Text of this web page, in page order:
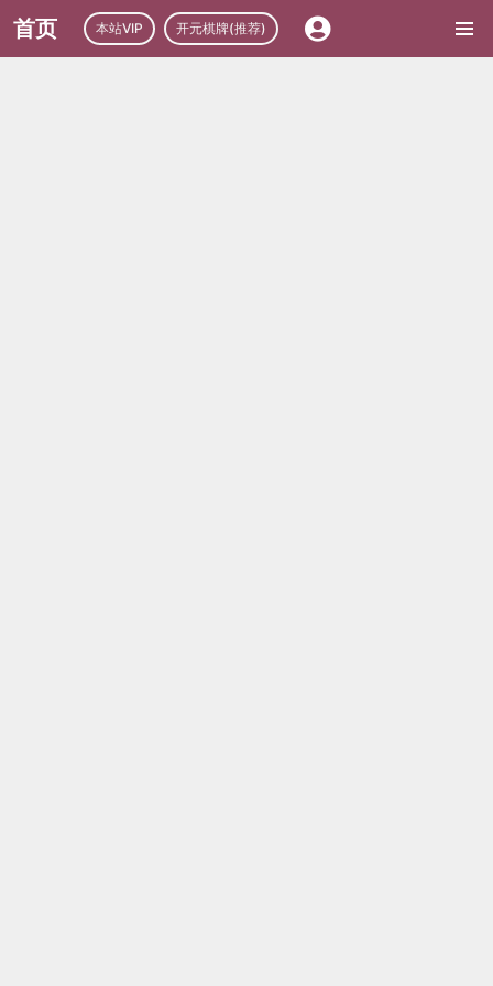
首页 本站VIP 开元棋牌(推荐)